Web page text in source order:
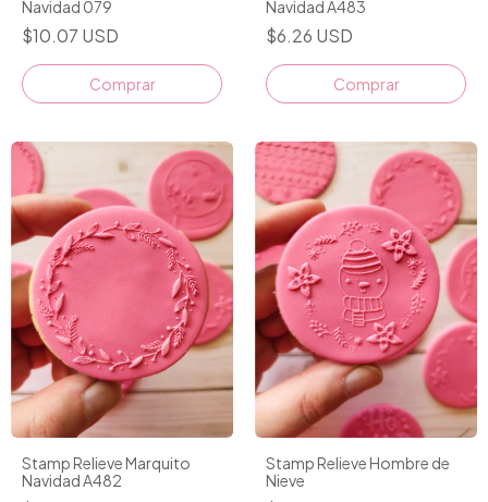
Navidad 079
$10.07 USD
Comprar
Navidad A483
$6.26 USD
Stamp Relieve Marquito
Navidad A482
Stamp Relieve Hombre de
Nieve